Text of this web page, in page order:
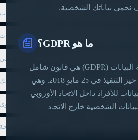
تدابير حماية البيانات
الاحتفاظ بالبيانات
نقل البيانات الدولي
ممارسة حقوقك
الشكاوى
تحديثات هذه الصفحة
ما هو GDPR؟
اللائحة العامة لحماية البيانات (GDPR) هي قانون شامل
لحماية البيانات دخل حيز التنفيذ في 25 مايو 2018. وهي
للأفراد داخل الاتحاد الأوروبي
الشخصية خارج الاتحاد